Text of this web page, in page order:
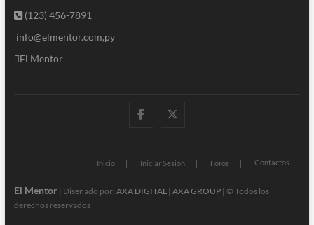
(123) 456-7891
info@elmentor.com,py
El Mentor
facebook
Inicio Iniciar Sesión Foros Contactos
El Mentor| Diseñado por: AXA DIGITAL | AXA GROUP| © Todos los
derechos reservados